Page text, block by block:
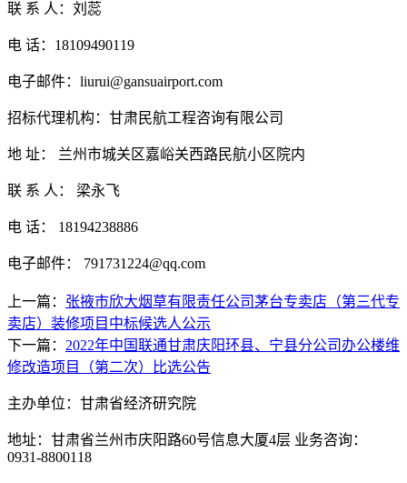
联 系 人： 刘蕊
电 话： 18109490119
电子邮件： liurui@gansuairport.com
招标代理机构： 甘肃民航工程咨询有限公司
地 址： 兰州市城关区嘉峪关西路民航小区院内
联 系 人： 梁永飞
电 话： 18194238886
电子邮件： 791731224@qq.com
上一篇： 张掖市欣大烟草有限责任公司茅台专卖店（第三代专
卖店）装修项目中标候选人公示
下一篇： 2022年中国联通甘肃庆阳环县、宁县分公司办公楼维
修改造项目（第二次）比选公告
主办单位：甘肃省经济研究院
地址：甘肃省兰州市庆阳路60号信息大厦4层 业务咨询：
0931-8800118